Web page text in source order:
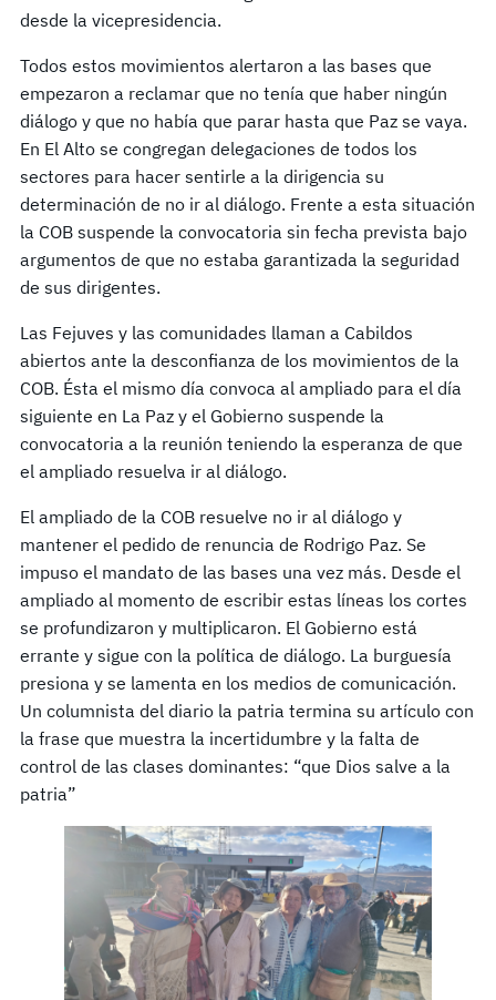
desde la vicepresidencia.
Todos estos movimientos alertaron a las bases que
empezaron a reclamar que no tenía que haber ningún
diálogo y que no había que parar hasta que Paz se vaya.
En El Alto se congregan delegaciones de todos los
sectores para hacer sentirle a la dirigencia su
determinación de no ir al diálogo. Frente a esta situación
la COB suspende la convocatoria sin fecha prevista bajo
argumentos de que no estaba garantizada la seguridad
de sus dirigentes.
Las Fejuves y las comunidades llaman a Cabildos
abiertos ante la desconfianza de los movimientos de la
COB. Ésta el mismo día convoca al ampliado para el día
siguiente en La Paz y el Gobierno suspende la
convocatoria a la reunión teniendo la esperanza de que
el ampliado resuelva ir al diálogo.
El ampliado de la COB resuelve no ir al diálogo y
mantener el pedido de renuncia de Rodrigo Paz. Se
impuso el mandato de las bases una vez más. Desde el
ampliado al momento de escribir estas líneas los cortes
se profundizaron y multiplicaron. El Gobierno está
errante y sigue con la política de diálogo. La burguesía
presiona y se lamenta en los medios de comunicación.
Un columnista del diario la patria termina su artículo con
la frase que muestra la incertidumbre y la falta de
control de las clases dominantes: “que Dios salve a la
patria”